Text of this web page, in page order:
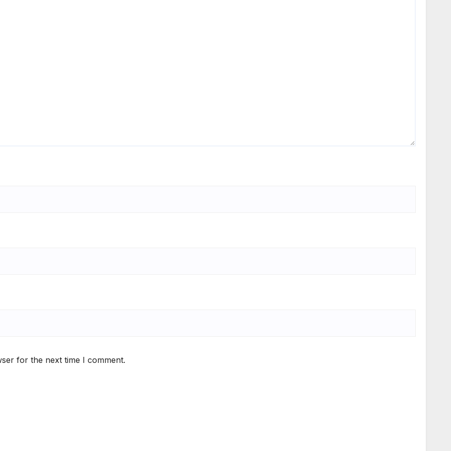
for the next time I comment.